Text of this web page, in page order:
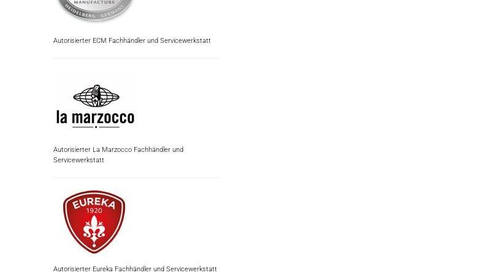
Autorisierter ECM Fachhändler und Servicewerkstatt
Autorisierter La Marzocco Fachhändler und
Servicewerkstatt
Autorisierter Eureka Fachhändler und Servicewerkstatt